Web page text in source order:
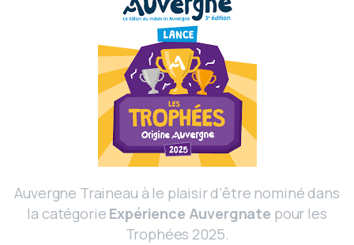
Auvergne Traineau à le plaisir d’être nominé dans
la catégorie Expérience Auvergnate pour les
Trophées 2025.